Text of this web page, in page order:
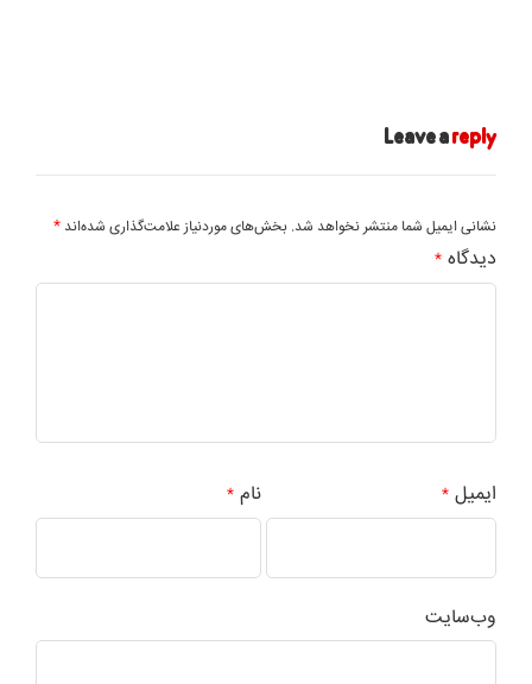
Leave areply
نشانی ایمیل شما منتشر نخواهد شد. بخش‌های موردنیاز علامت‌گذاری شده‌اند *
دیدگاه *
نام * ایمیل*
وب‌سایت